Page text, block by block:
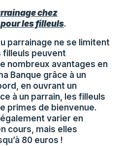
chez
les filleuls.
parrainage ne se limitent
filleuls peuvent
nombreux avantages en
Banque grâce à un
en ouvrant un
à un parrain, les filleuls
primes de bienvenue.
varier en
cours, mais elles
80 euros !